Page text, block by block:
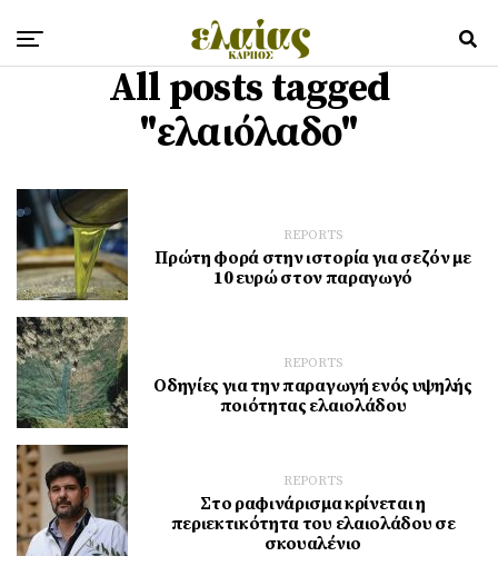
All posts tagged
"ελαιόλαδο"
REPORTS
Πρώτη φορά στην ιστορία για σεζόν με
10 ευρώ στον παραγωγό
REPORTS
Οδηγίες για την παραγωγή ενός υψηλής
ποιότητας ελαιολάδου
REPORTS
Στο ραφινάρισμα κρίνεται η
περιεκτικότητα του ελαιολάδου σε
σκουαλένιο